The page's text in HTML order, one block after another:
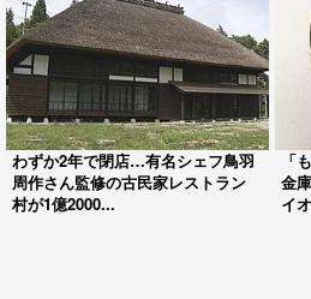
わずか2年で閉店…有名シェフ鳥羽
周作さん監修の古民家レストラン
村が1億2000...
「
金
イ